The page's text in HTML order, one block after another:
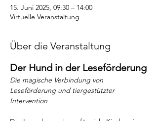
15. Juni 2025, 09:30 – 14:00
Virtuelle Veranstaltung
Über die Veranstaltung
Der Hund in der Leseförderung
Die magische Verbindung von
Leseförderung und tiergestützter
Intervention